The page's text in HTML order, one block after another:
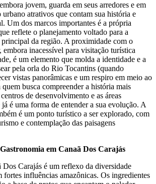
jovem, guarda em seus arredores e em
atrativos que contam sua história e
Um dos marcos importantes é a própria
reflete o planejamento voltado para a
da região. A proximidade com o
inacessível para visitação turística
é um elemento que molda a identidade e a
pela orla do Rio Tocantins (quando
vistas panorâmicas e um respiro em meio ao
busca compreender a história mais
de desenvolvimento e as áreas
é uma forma de entender a sua evolução. A
é um ponto turístico a ser explorado, com
e contemplação das paisagens
em Canaã Dos Carajás
Dos Carajás é um reflexo da diversidade
fortes influências amazônicas. Os ingredientes